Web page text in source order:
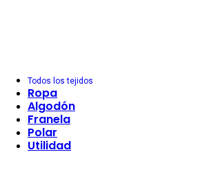
Todos los tejidos
Ropa
Algodón
Franela
Polar
Utilidad